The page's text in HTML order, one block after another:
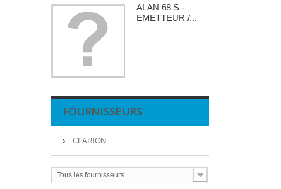
ALAN 68 S -
EMETTEUR /...
FOURNISSEURS
CLARION
Tous les fournisseurs